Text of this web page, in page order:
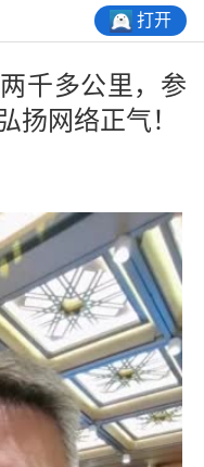
打开
千多公里，参
扬网络正气！